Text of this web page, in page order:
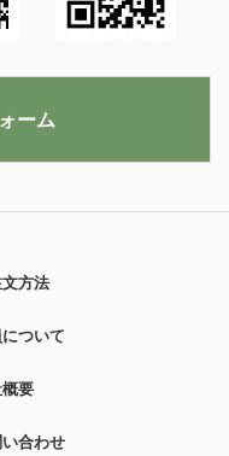
方法
ついて
要
合わせ
ーム